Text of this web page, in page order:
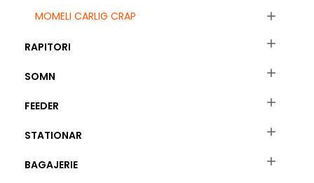
MOMELI CARLIG CRAP

RAPITORI 
SOMN 
FEEDER 
STATIONAR 
BAGAJERIE 